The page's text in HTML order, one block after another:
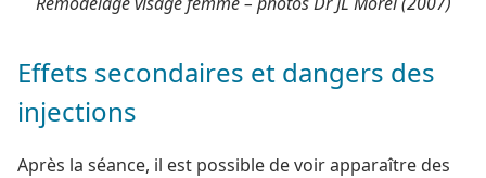
Effets secondaires et dangers des
injections
Après la séance, il est possible de voir apparaître des